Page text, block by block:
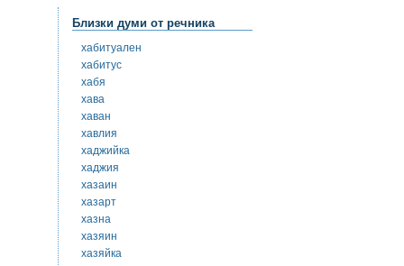
Близки думи от речника
хабитуален
хабитус
хабя
хава
хаван
хавлия
хаджийка
хаджия
хазаин
хазарт
хазна
хазяин
хазяйка